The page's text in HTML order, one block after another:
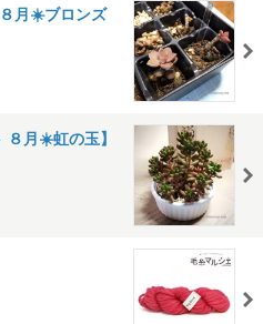
月☀️ブロンズ
８月☀️虹の玉】